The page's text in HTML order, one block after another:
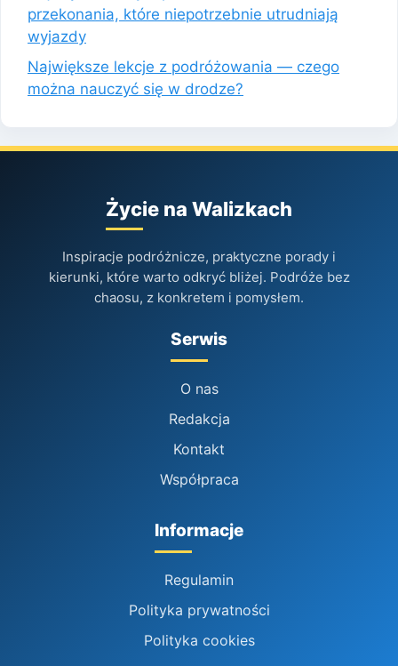
przekonania, które niepotrzebnie utrudniają
wyjazdy
Największe lekcje z podróżowania — czego
można nauczyć się w drodze?
Życie na Walizkach
Inspiracje podróżnicze, praktyczne porady i
kierunki, które warto odkryć bliżej. Podróże bez
chaosu, z konkretem i pomysłem.
Serwis
O nas
Redakcja
Kontakt
Współpraca
Informacje
Regulamin
Polityka prywatności
Polityka cookies